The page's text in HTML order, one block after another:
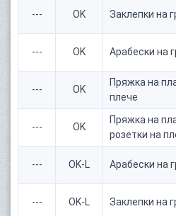
--- OK Заклепки на
--- OK Арабески на
--- OK
Пряжка на
плече
--- OK
Пряжка на
розетки на
--- OK-L Арабески на
--- OK-L Заклепки на